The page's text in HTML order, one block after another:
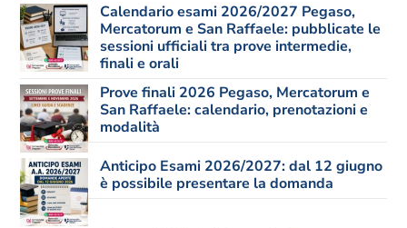
Calendario esami 2026/2027 Pegaso,
Mercatorum e San Raffaele: pubblicate le
sessioni ufficiali tra prove intermedie,
finali e orali
Prove finali 2026 Pegaso, Mercatorum e
San Raffaele: calendario, prenotazioni e
modalità
Anticipo Esami 2026/2027: dal 12 giugno
è possibile presentare la domanda